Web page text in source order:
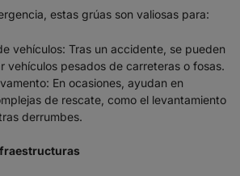
estas grúas son valiosas para:
vehículos: Tras un accidente, se pueden
vehículos pesados de carreteras o fosas.
En ocasiones, ayudan en
de rescate, como el levantamiento
derrumbes.